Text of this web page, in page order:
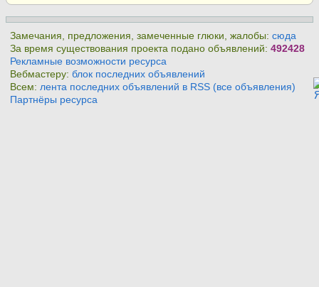
Замечания, предложения, замеченные глюки, жалобы:сюда
За время существования проекта подано объявлений:492428
Рекламные возможности ресурса
Вебмастеру:блок последних объявлений
Всем:лента последних объявлений в RSS (все объявления)
Партнёры ресурса